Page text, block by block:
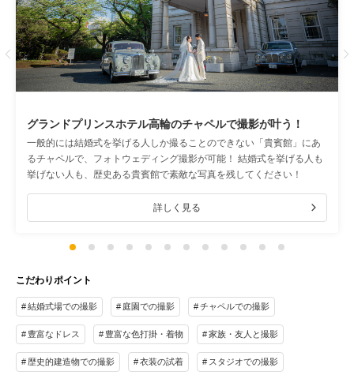
Previous
グランドプリンスホテル高輪のチャペルで撮影が叶う！
一般的には結婚式を挙げる人しか撮ることのできない「貴賓館」にあ
るチャペルで、フォトウェディング撮影が可能！ 結婚式を挙げる人も
挙げない人も、歴史ある貴賓館で素敵な写真を残してください！
詳しく見る
こだわりポイント
結婚式場での撮影 庭園での撮影 チャペルでの撮影
豊富なドレス 豊富な色打掛・着物 家族・友人と撮影
歴史的建造物での撮影 衣装の試着 スタジオでの撮影